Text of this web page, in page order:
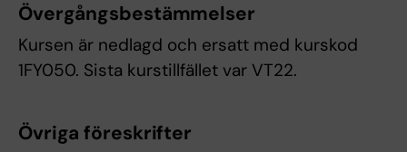
Övergångsbestämmelser
Kursen är nedlagd och ersatt med kurskod
1FY050. Sista kurstillfället var VT22.
Övriga föreskrifter